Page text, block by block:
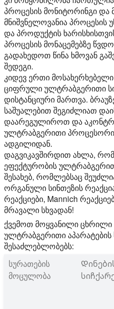
პროცესის მონიტორინგი და
მნიშვნელოვანია პროცესის
და პროდუქტის
პროცესის მონაცემებზე
გადახედოთ წინა ხმოვან
შედეგი.
კიდევ ერთი მოსახერხებელი
ციფრული ულტრაბგერითი
დისტანციური მართვა.
საშუალებით შეგიძლიათ
დაარეგულიროთ და
ულტრაბგერითი პროცესორი
ადგილიდან.
დაგვიკავშირდით ახლა,
ეფექტურობის
შესახებ, რომლებსაც
ორგანული სინთეზის
რეაქციები, Mannich
მრავალი სხვადან!
ქვემოთ მოყვანილი ცხრილი
ულტრაბგერითი აპარატების
შესაძლებლობებს:
სურათების
მოცულობა